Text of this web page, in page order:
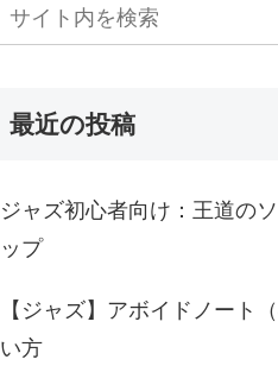
最近の投稿
ジャズ初心者向け：王道の
ップ
【ジャズ】アボイドノート
い方